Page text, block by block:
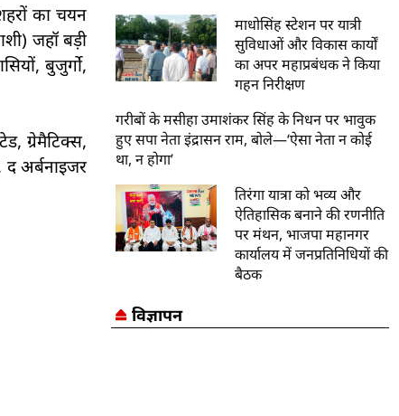
का चयन
जहॉ बड़ी
बुजुर्गो,
ग्रेमैटिक्स,
द अर्बनाइजर
माधोसिंह स्टेशन पर यात्री
सुविधाओं और विकास कार्यों
का अपर महाप्रबंधक ने किया
गहन निरीक्षण
गरीबों के मसीहा उमाशंकर सिंह के निधन पर भावुक
हुए सपा नेता इंद्रासन राम, बोले—‘ऐसा नेता न कोई
था, न होगा’
तिरंगा यात्रा को भव्य और
ऐतिहासिक बनाने की रणनीति
पर मंथन, भाजपा महानगर
कार्यालय में जनप्रतिनिधियों की
बैठक
विज्ञापन